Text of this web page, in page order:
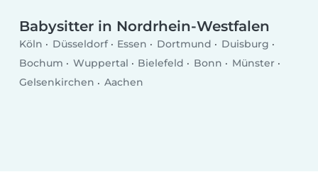
Babysitter in Nordrhein-Westfalen
Köln Düsseldorf Essen Dortmund
Duisburg
Bochum
Wuppertal Bielefeld Bonn
Münster
Gelsenkirchen
Aachen